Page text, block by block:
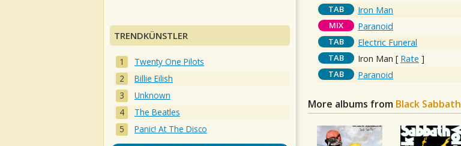
TAB Iron Man
MIX Paranoid
TAB Electric Funeral
TAB Iron Man [ Rate ]
TAB Paranoid
More albums from Black Sabbath
TRENDKÜNSTLER
Twenty One Pilots
Billie Eilish
Unknown
The Beatles
Panic! At The Disco